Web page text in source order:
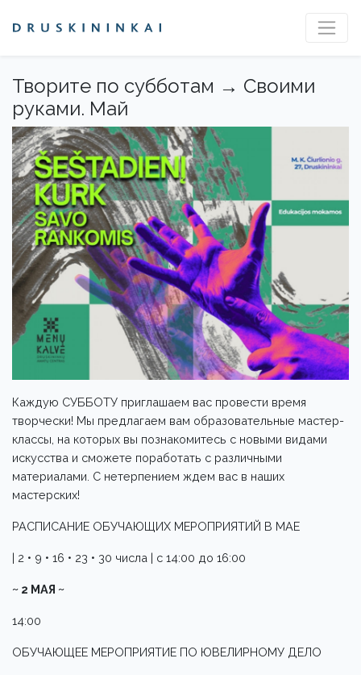
Творите по субботам → Своими
руками. Май
Каждую СУББОТУ приглашаем вас провести время
творчески! Мы предлагаем вам образовательные мастер-
классы, на которых вы познакомитесь с новыми видами
искусства и сможете поработать с различными
материалами. С нетерпением ждем вас в наших
мастерских!
РАСПИСАНИЕ ОБУЧАЮЩИХ МЕРОПРИЯТИЙ В МАЕ
| 2 • 9 • 16 • 23 • 30 числа | с 14:00 до 16:00
~ 2 МАЯ ~
14:00
ОБУЧАЮЩЕЕ МЕРОПРИЯТИЕ ПО ЮВЕЛИРНОМУ ДЕЛО